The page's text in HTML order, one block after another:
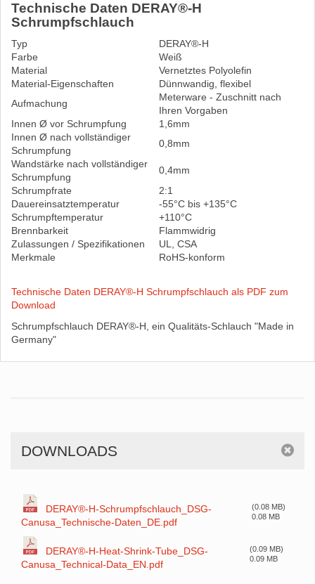
Technische Daten DERAY®-H
Schrumpfschlauch
Typ
DERAY®-H
Farbe
Weiß
Material
Vernetztes Polyolefin
Material-Eigenschaften
Dünnwandig, flexibel
Aufmachung
Meterware - Zuschnitt nach
Ihren Vorgaben
Innen Ø vor Schrumpfung
1,6mm
Innen Ø nach vollständiger
Schrumpfung
0,8mm
Wandstärke nach vollständiger
Schrumpfung
0,4mm
Schrumpfrate
2:1
Dauereinsatztemperatur
-55°C bis +135°C
Schrumpftemperatur
+110°C
Brennbarkeit
Flammwidrig
Zulassungen / Spezifikationen
UL, CSA
Merkmale
RoHS-konform
Technische Daten DERAY®-H Schrumpfschlauch als PDF zum
Download
Schrumpfschlauch DERAY®-H, ein Qualitäts-Schlauch "Made in
Germany"
DOWNLOADS
DERAY®-H-Schrumpfschlauch_DSG-
Canusa_Technische-Daten_DE.pdf
(0.08 MB)
0.08 MB
DERAY®-H-Heat-Shrink-Tube_DSG-
Canusa_Technical-Data_EN.pdf
(0.09 MB)
0.09 MB